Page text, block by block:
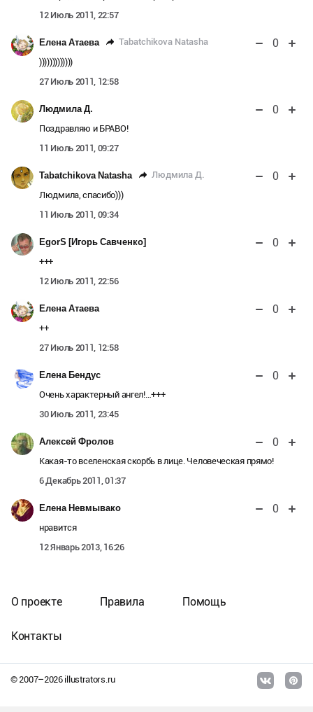
12 Июль 2011, 22:57
Елена Атаева Tabatchikova Natasha 0
)))))))))))))
27 Июль 2011, 12:58
Людмила Д. 0
Поздравляю и БРАВО!
11 Июль 2011, 09:27
Tabatchikova Natasha Людмила Д. 0
Людмила, спасибо)))
11 Июль 2011, 09:34
EgorS [Игорь Савченко] 0
+++
12 Июль 2011, 22:56
Елена Атаева 0
++
27 Июль 2011, 12:58
Елена Бендус 0
Очень характерный ангел!…+++
30 Июль 2011, 23:45
Алексей Фролов 0
Какая-то вселенская скорбь в лице. Человеческая прямо!
6 Декабрь 2011, 01:37
Елена Невмывако 0
нравится
12 Январь 2013, 16:26
© 2007–2026illustrators.ru
О проекте Правила Помощь
Контакты